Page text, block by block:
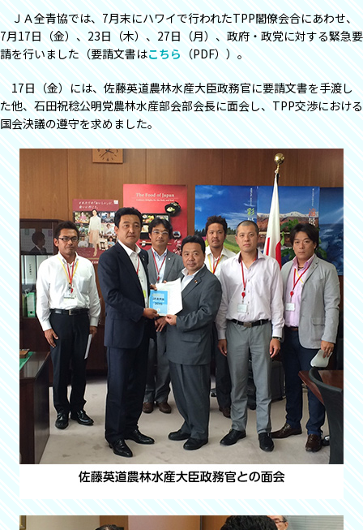
ＪＡ全青協では、7月末にハワイで行われたTPP閣僚会合にあわせ、
7月17日（金）、23日（木）、27日（月）、政府・政党に対する緊急要
請を行いました（要請文書はこちら （PDF））。
17日（金）には、佐藤英道農林水産大臣政務官に要請文書を手渡し
た他、石田祝稔公明党農林水産部会部会長に面会し、TPP交渉における
国会決議の遵守を求めました。